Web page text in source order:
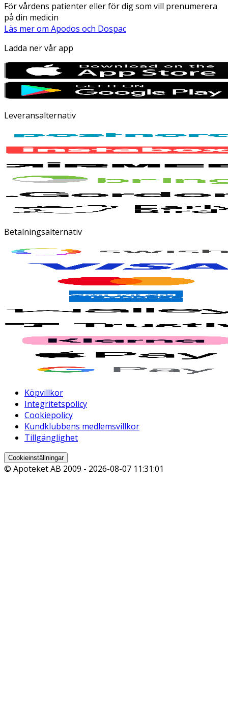
För vårdens patienter eller för dig som vill prenumerera
på din medicin
Läs mer om Apodos och Dospac
Ladda ner vår app
Leveransalternativ
Betalningsalternativ
Köpvillkor
Integritetspolicy
Cookiepolicy
Kundklubbens medlemsvillkor
Tillgänglighet
Cookieinställningar
© Apoteket AB 2009 - 2026-08-07 11:31:01